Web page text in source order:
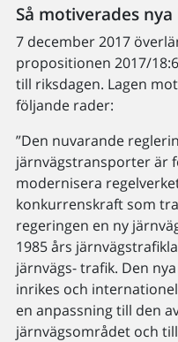
Så motiverades nya
7 december 2017
propositionen 2017/
till riksdagen. Lagen
följande rader:
”Den nuvarande
järnvägstransporter är
modernisera
konkurrenskraft som
regeringen en ny
1985 års
järnvägs- trafik. Den
inrikes och
en anpassning till den
järnvägsområdet och